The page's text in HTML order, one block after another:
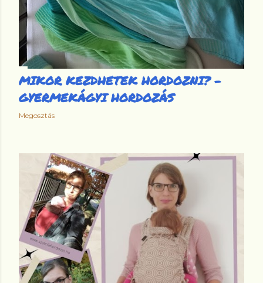
MIKOR KEZDHETEK HORDOZNI? -
GYERMEKÁGYI HORDOZÁS
Megosztás